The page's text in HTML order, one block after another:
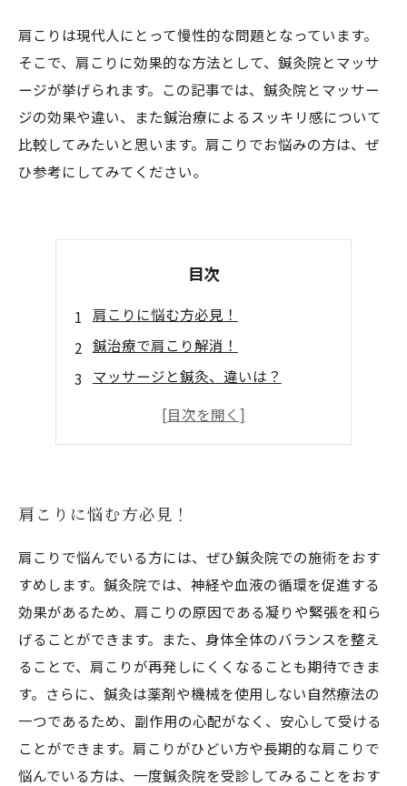
肩こりは現代人にとって慢性的な問題となっています。
そこで、肩こりに効果的な方法として、鍼灸院とマッサ
ージが挙げられます。この記事では、鍼灸院とマッサー
ジの効果や違い、また鍼治療によるスッキリ感について
比較してみたいと思います。肩こりでお悩みの方は、ぜ
ひ参考にしてみてください。
目次
肩こりに悩む方必見！
鍼治療で肩こり解消！
マッサージと鍼灸、違いは？
プロが伝授！
肩こりに悩む方必見！
肩こりで悩んでいる方には、ぜひ鍼灸院での施術をおす
すめします。鍼灸院では、神経や血液の循環を促進する
効果があるため、肩こりの原因である凝りや緊張を和ら
げることができます。また、身体全体のバランスを整え
ることで、肩こりが再発しにくくなることも期待できま
す。さらに、鍼灸は薬剤や機械を使用しない自然療法の
一つであるため、副作用の心配がなく、安心して受ける
ことができます。肩こりがひどい方や長期的な肩こりで
悩んでいる方は、一度鍼灸院を受診してみることをおす